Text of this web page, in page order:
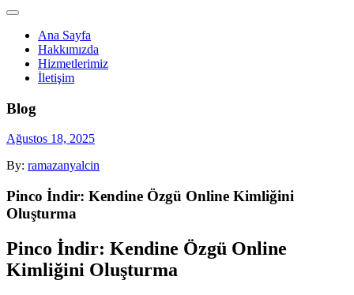
Ana Sayfa
Hakkımızda
Hizmetlerimiz
İletişim
Blog
Ağustos 18, 2025
By: ramazanyalcin
Pinco İndir: Kendine Özgü Online Kimliğini
Oluşturma
Pinco İndir: Kendine Özgü Online
Kimliğini Oluşturma